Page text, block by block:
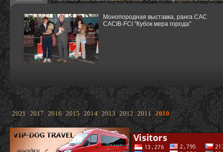
Монопородная выставка, ранга САС
CACIB-FCI "Кубок мера города"
2021 2017 2016 2015 2014 2013 2012 2011 2010